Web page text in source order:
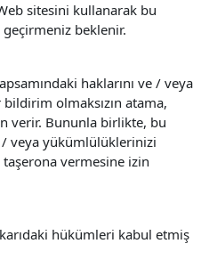
sitesini kullanarak bu
beklenir.
haklarını ve / veya
olmaksızın atama,
verir. Bununla birlikte, bu
/ veya yükümlülüklerinizi
taşerona vermesine izin
hükümleri kabul etmiş